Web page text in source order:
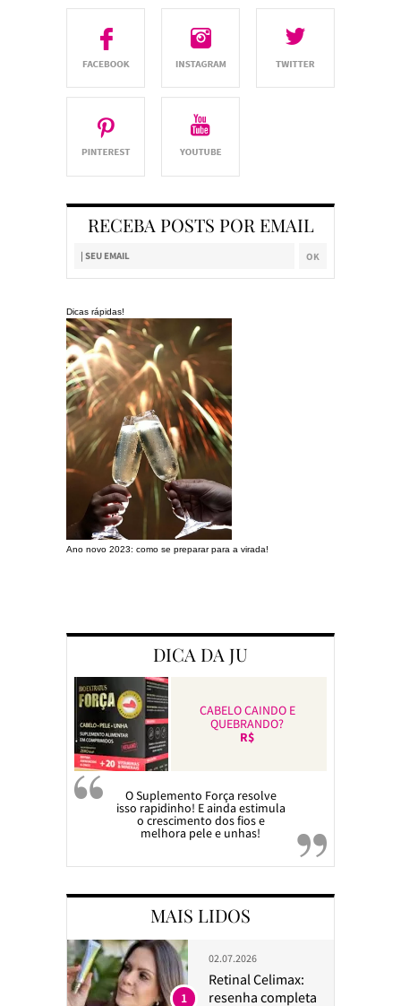
RECEBA POSTS POR EMAIL
Dicas rápidas!
Ano novo 2023: como se preparar para a virada!
DICA DA JU
CABELO CAINDO E
QUEBRANDO?
R$
O Suplemento Força resolve
isso rapidinho! E ainda estimula
o crescimento dos fios e
melhora pele e unhas!
MAIS LIDOS
02.07.2026
Retinal Celimax:
resenha completa
1